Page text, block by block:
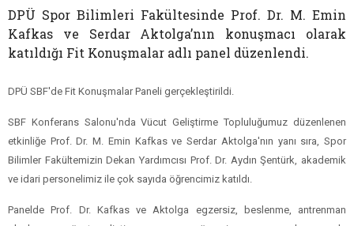
DPÜ Spor Bilimleri Fakültesinde Prof. Dr. M. Emin
Kafkas ve Serdar Aktolga’nın konuşmacı olarak
katıldığı Fit Konuşmalar adlı panel düzenlendi.
DPÜ SBF'de Fit Konuşmalar Paneli gerçekleştirildi.
SBF Konferans Salonu'nda Vücut Geliştirme Topluluğumuz düzenlenen
etkinliğe Prof. Dr. M. Emin Kafkas ve Serdar Aktolga'nın yanı sıra, Spor
Bilimler Fakültemizin Dekan Yardımcısı Prof. Dr. Aydın Şentürk, akademik
ve idari personelimiz ile çok sayıda öğrencimiz katıldı.
Panelde Prof. Dr. Kafkas ve Aktolga egzersiz, beslenme, antrenman